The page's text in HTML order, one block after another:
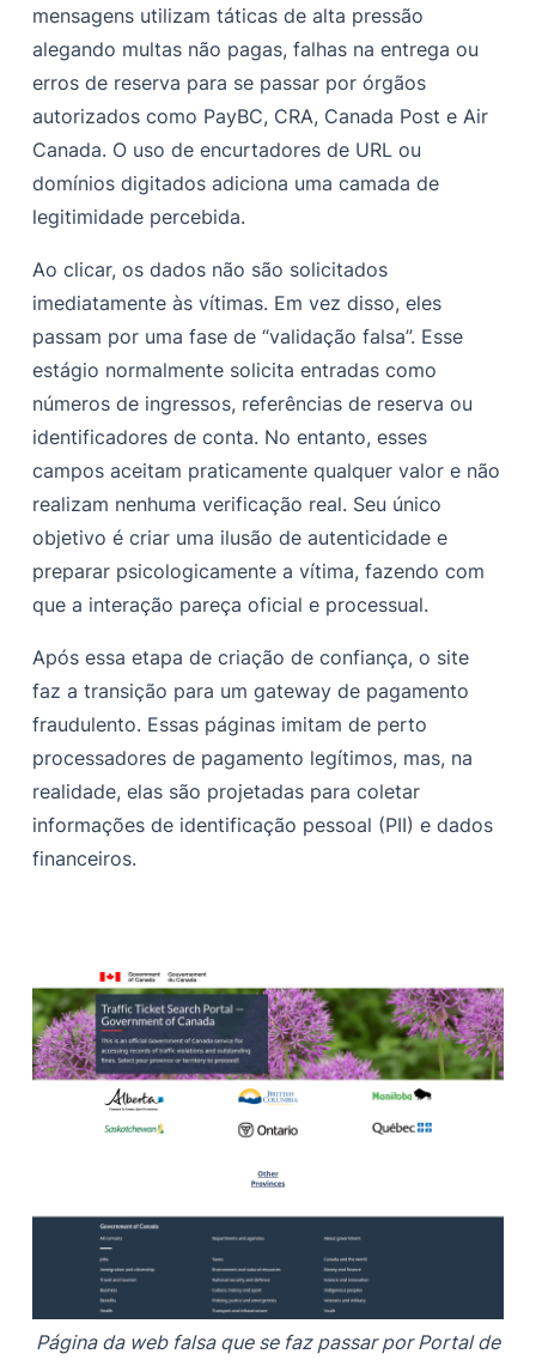
mensagens utilizam táticas de alta pressão
alegando multas não pagas, falhas na entrega ou
erros de reserva para se passar por órgãos
autorizados como PayBC, CRA, Canada Post e Air
Canada. O uso de encurtadores de URL ou
domínios digitados adiciona uma camada de
legitimidade percebida.
Ao clicar, os dados não são solicitados
imediatamente às vítimas. Em vez disso, eles
passam por uma fase de “validação falsa”. Esse
estágio normalmente solicita entradas como
números de ingressos, referências de reserva ou
identificadores de conta. No entanto, esses
campos aceitam praticamente qualquer valor e não
realizam nenhuma verificação real. Seu único
objetivo é criar uma ilusão de autenticidade e
preparar psicologicamente a vítima, fazendo com
que a interação pareça oficial e processual.
Após essa etapa de criação de confiança, o site
faz a transição para um gateway de pagamento
fraudulento. Essas páginas imitam de perto
processadores de pagamento legítimos, mas, na
realidade, elas são projetadas para coletar
informações de identificação pessoal (PII) e dados
financeiros.
Página da web falsa que se faz passar por Portal de